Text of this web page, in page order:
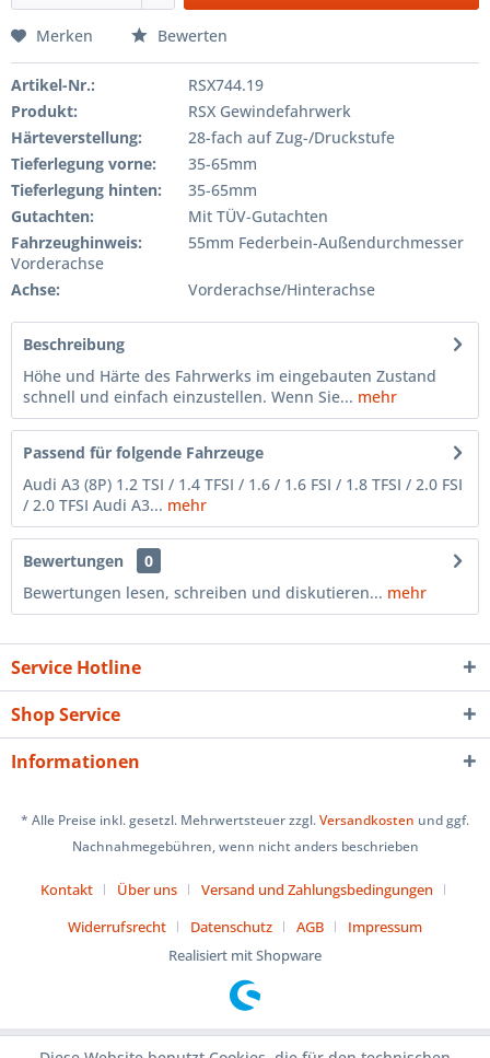
Merken Bewerten
Artikel-Nr.:
RSX744.19
Produkt:
RSX Gewindefahrwerk
Härteverstellung:
28-fach auf Zug-/Druckstufe
Tieferlegung vorne:
35-65mm
Tieferlegung hinten:
35-65mm
Gutachten:
Mit TÜV-Gutachten
Fahrzeughinweis:
55mm Federbein-Außendurchmesser
Vorderachse
Achse:
Vorderachse/Hinterachse
Beschreibung
Höhe und Härte des Fahrwerks im eingebauten Zustand
schnell und einfach einzustellen. Wenn Sie... mehr
Passend für folgende Fahrzeuge
Audi A3 (8P) 1.2 TSI / 1.4 TFSI / 1.6 / 1.6 FSI / 1.8 TFSI / 2.0 FSI
/ 2.0 TFSI Audi A3... mehr
Bewertungen
0
Bewertungen lesen, schreiben und diskutieren... mehr
Service Hotline
Shop Service
Informationen
* Alle Preise inkl. gesetzl. Mehrwertsteuer zzgl.Versandkosten und ggf.
Nachnahmegebühren, wenn nicht anders beschrieben
Kontakt Über uns
Versand und Zahlungsbedingungen
Widerrufsrecht
Datenschutz AGB
Impressum
Realisiert mit Shopware